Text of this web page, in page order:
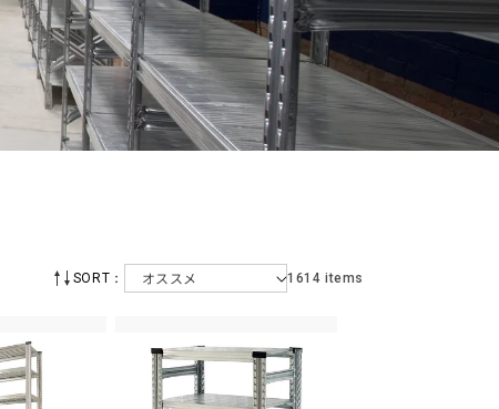
SORT： 1614 items